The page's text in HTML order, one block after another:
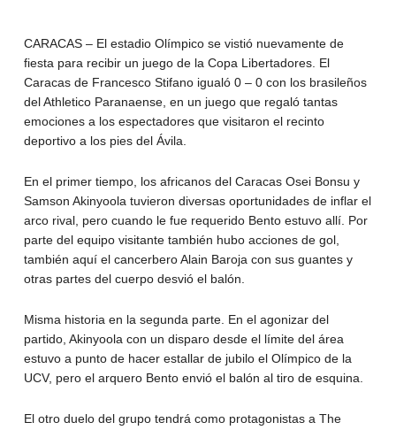
CARACAS – El estadio Olímpico se vistió nuevamente de
fiesta para recibir un juego de la Copa Libertadores. El
Caracas de Francesco Stifano igualó 0 – 0 con los brasileños
del Athletico Paranaense, en un juego que regaló tantas
emociones a los espectadores que visitaron el recinto
deportivo a los pies del Ávila.
En el primer tiempo, los africanos del Caracas Osei Bonsu y
Samson Akinyoola tuvieron diversas oportunidades de inflar el
arco rival, pero cuando le fue requerido Bento estuvo allí. Por
parte del equipo visitante también hubo acciones de gol,
también aquí el cancerbero Alain Baroja con sus guantes y
otras partes del cuerpo desvió el balón.
Misma historia en la segunda parte. En el agonizar del
partido, Akinyoola con un disparo desde el límite del área
estuvo a punto de hacer estallar de jubilo el Olímpico de la
UCV, pero el arquero Bento envió el balón al tiro de esquina.
El otro duelo del grupo tendrá como protagonistas a The